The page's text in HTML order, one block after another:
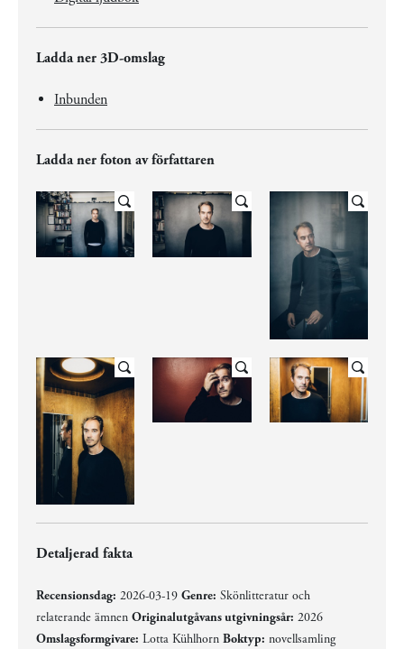
Ladda ner 3D-omslag
Inbunden
Ladda ner foton av författaren
Detaljerad fakta
Recensionsdag: 2026-03-19 Genre: Skönlitteratur och
relaterande ämnen Originalutgåvans utgivningsår: 2026
Omslagsformgivare: Lotta Kühlhorn Boktyp: novellsamling